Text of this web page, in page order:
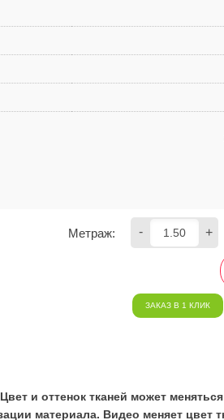
Метраж: - +
ЗАКАЗ В 1 КЛИК
и оттенок тканей может
материала. Видео меняет цвет